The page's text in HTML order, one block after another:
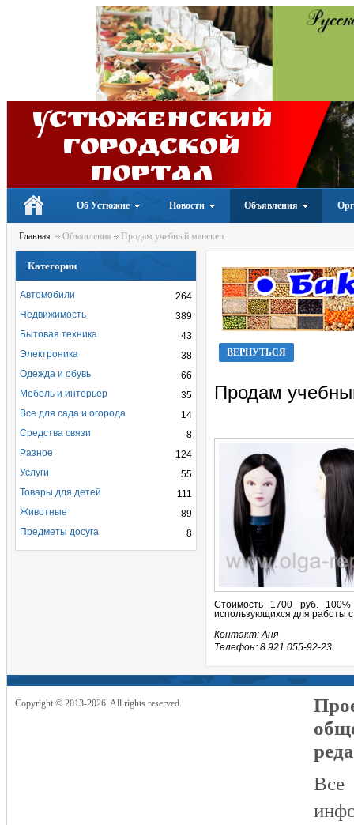
Устюженский
Городской
портал
Об Устюжне Новости Объявления
Главная Объявления Продам учебный манекен.
ВЕРНУТЬСЯ
Продам
Стоимость 1700 руб. 100%
использующихся для работы
Контакт: Аня
Телефон: 8 921 055-92-23.
Категории
264
Автомобили
389
Недвижимость
43
Бытовая техника
38
Электроника
66
Одежда и обувь
35
Мебель и интерьер
14
Все для сада и огорода
8
Средства связи
124
Разное
55
Услуги
111
Товары для детей
89
Животные
8
Предметы досуга
Copyright © 2013-2026. All rights reserved.